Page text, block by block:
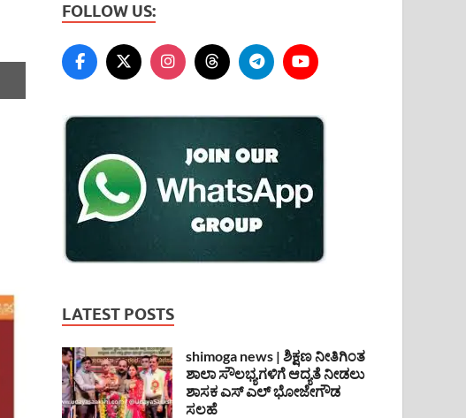
FOLLOW US:
LATEST POSTS
shimoga news | ಶಿಕ್ಷಣ ನೀತಿಗಿಂತ
ಶಾಲಾ ಸೌಲಭ್ಯಗಳಿಗೆ ಆದ್ಯತೆ ನೀಡಲು
ಶಾಸಕ ಎಸ್ ಎಲ್ ಭೋಜೇಗೌಡ
ಸಲಹೆ